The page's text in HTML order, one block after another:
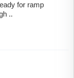
for ramp
..